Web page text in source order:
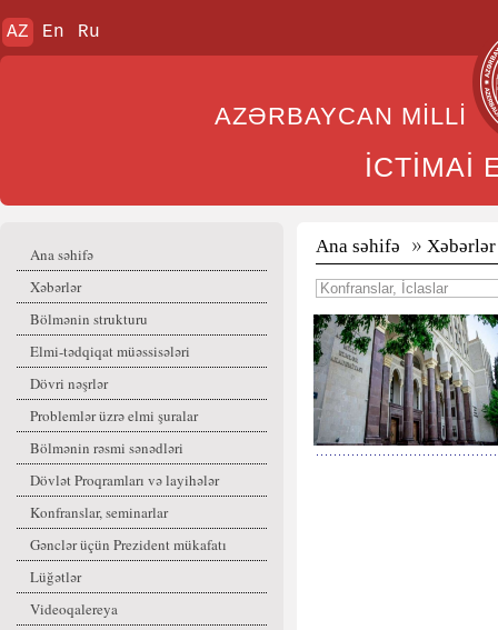
AZ En Ru
AZƏRBAYCAN
İCTİMAİ
Ana səhifə
Xəbərlər
Bölmənin strukturu
Elmi-tədqiqat müəssisələri
Dövri nəşrlər
Problemlər üzrə elmi şuralar
Bölmənin rəsmi sənədləri
Dövlət Proqramları və layihələr
Konfranslar, seminarlar
Gənclər üçün Prezident mükafatı
Lüğətlər
Videoqalereya
Ana səhifə Xəbərlər